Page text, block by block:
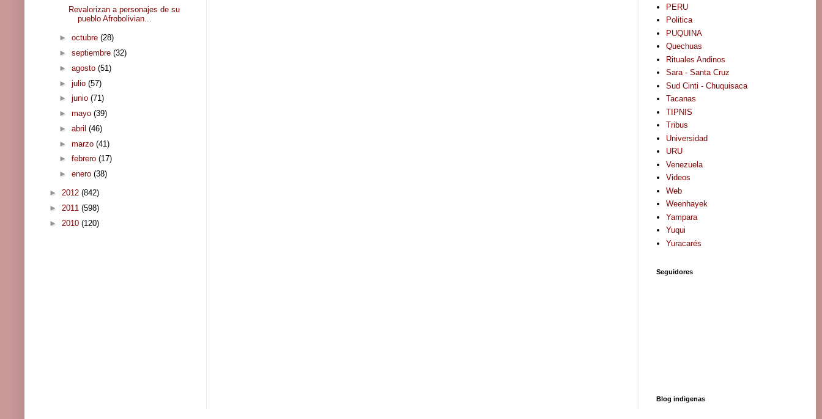
Revalorizan a personajes de su
pueblo Afrobolivian...
► octubre (28)
► septiembre (32)
► agosto (51)
► julio (57)
► junio (71)
► mayo (39)
► abril (46)
► marzo (41)
► febrero (17)
► enero (38)
► 2012 (842)
► 2011 (598)
► 2010 (120)
PERU
Politica
PUQUINA
Quechuas
Rituales Andinos
Sara - Santa Cruz
Sud Cinti - Chuquisaca
Tacanas
TIPNIS
Tribus
Universidad
URU
Venezuela
Videos
Web
Weenhayek
Yampara
Yuqui
Yuracarés
Seguidores
Blog indigenas